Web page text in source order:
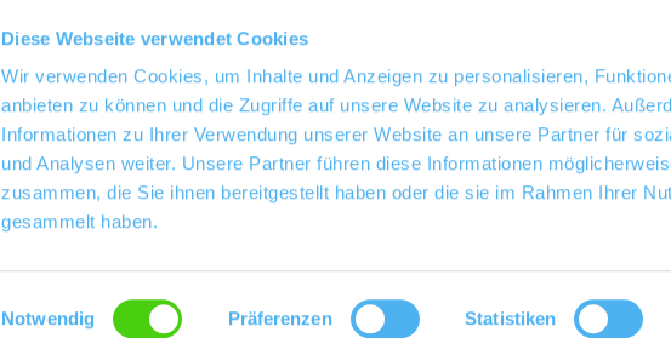
Diese Webseite verwendet Cookies
Wir verwenden Cookies, um Inhalte und Anzeigen zu personalisieren,
anbieten zu können und die Zugriffe auf unsere Website zu analysieren.
Informationen zu Ihrer Verwendung unserer Website an unsere Partner für
und Analysen weiter. Unsere Partner führen diese Informationen
zusammen, die Sie ihnen bereitgestellt haben oder die sie im Rahmen Ihrer
gesammelt haben.
Einwilligungsauswahl
Notwendig Präferenzen Statistiken